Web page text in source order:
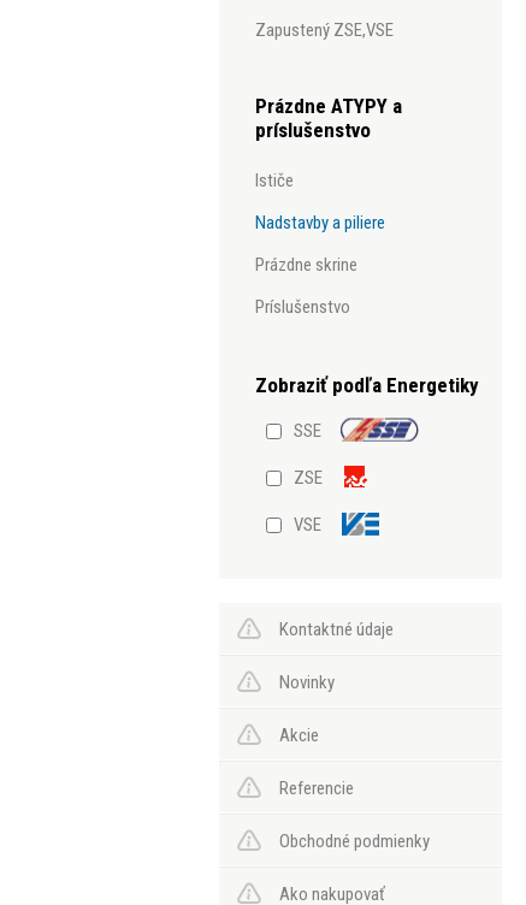
zapustený ZSE,VSE
Prázdne ATYPY a
príslušenstvo
ističe
nadstavby a piliere
prázdne skrine
príslušenstvo
SSE
ZSE
VSE
Kontaktné údaje
Novinky
Akcie
Referencie
Obchodné podmienky
Ako nakupovať